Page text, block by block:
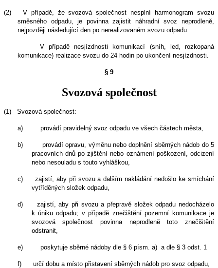
(2)
V případě, že svozová společnost nesplní harmonogram svozu
směsného odpadu, je povinna zajistit náhradní svoz neprodleně,
nejpozději následující den po nerealizovaném svozu odpadu.
V případě nesjízdnosti komunikací (sníh, led, rozkopaná
komunikace) realizace svozu do 24 hodin po ukončení nesjízdnosti.
§ 9
Svozová společnost
(1) Svozová společnost:
a) provádí pravidelný svoz odpadu ve všech částech města,
b)
provádí opravu, výměnu nebo doplnění sběrných nádob do 5
pracovních dnů po zjištění nebo oznámení poškození, odcizení
nebo nesouladu s touto vyhláškou,
c)
zajistí, aby při svozu a dalším nakládání nedošlo ke smíchání
vytříděných složek odpadu,
d)
zajistí, aby při svozu a přepravě složek odpadu nedocházelo
k úniku odpadu; v případě znečištění pozemní komunikace je
svozová společnost povinna neprodleně toto znečištění
odstranit,
e) poskytuje sběrné nádoby dle § 6 písm. a) a dle § 3 odst. 1
f) určí dobu a místo přistavení sběrných nádob pro svoz odpadu,